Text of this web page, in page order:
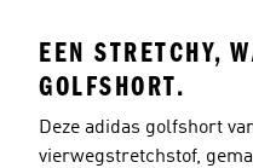
EEN STRETCHY,
GOLFSHORT.
Deze adidas golfshort
vierwegstretchstof,